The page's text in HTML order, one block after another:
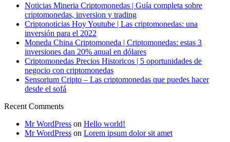
Noticias Mineria Criptomonedas | Guía completa sobre
criptomonedas, inversion y trading
Criptonoticias Hoy Youtube | Las criptomonedas: una
inversión para el 2022
Moneda China Criptomoneda | Criptomonedas: estas 3
inversiones dan 20% anual en dólares
Criptomonedas Precios Historicos | 5 oportunidades de
negocio con criptomonedas
Sensorium Cripto – Las criptomonedas que puedes hacer
desde el sofá
Recent Comments
Mr WordPress on Hello world!
Mr WordPress on Lorem ipsum dolor sit amet